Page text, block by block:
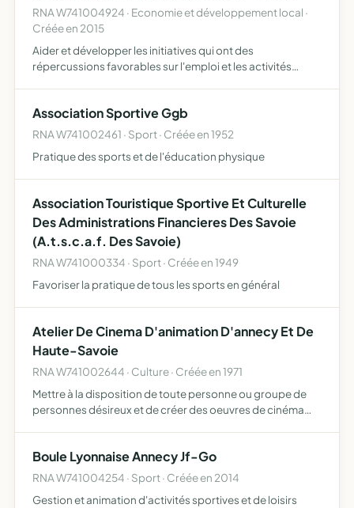
RNA W741004924 · Economie et développement local ·
Créée en 2015
Aider et développer les initiatives qui ont des
répercussions favorables sur l'emploi et les activités
recherch…
Association Sportive Ggb
RNA W741002461 · Sport · Créée en 1952
Pratique des sports et de l'éducation physique
Association Touristique Sportive Et Culturelle
Des Administrations Financieres Des Savoie
(A.t.s.c.a.f. Des Savoie)
RNA W741000334 · Sport · Créée en 1949
Favoriser la pratique de tous les sports en général
Atelier De Cinema D'animation D'annecy Et De
Haute-Savoie
RNA W741002644 · Culture · Créée en 1971
Mettre à la disposition de toute personne ou groupe de
personnes désireux et de créer des oeuvres de cinéma
Boule Lyonnaise Annecy Jf-Go
RNA W741004254 · Sport · Créée en 2014
Gestion et animation d'activités sportives et de loisirs